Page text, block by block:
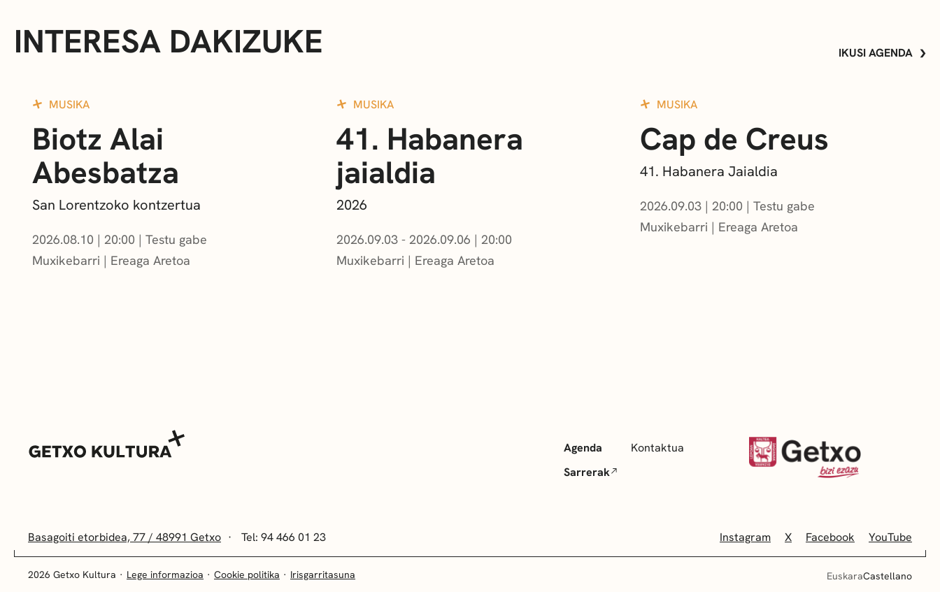
INTERESA DAKIZUKE IKUSI AGENDA
MUSIKA
Biotz Alai
Abesbatza
San Lorentzoko kontzertua
2026.08.10 | 20:00
Testu gabe
Muxikebarri | Ereaga Aretoa
MUSIKA
41. Habanera
jaialdia
2026
2026.09.03 - 2026.09.06 | 20:00
Muxikebarri | Ereaga Aretoa
MUSIKA
Cap de Creus
41. Habanera Jaialdia
2026.09.03 | 20:00
Testu gabe
Muxikebarri | Ereaga Aretoa
Agenda
Sarrerak
Kontaktua
Basagoiti etorbidea, 77 / 48991 Getxo Tel: 94 466 01 23 Instagram X Facebook YouTube
EuskaraCastellano
2026 Getxo Kultura Lege informazioa Cookie politika Irisgarritasuna